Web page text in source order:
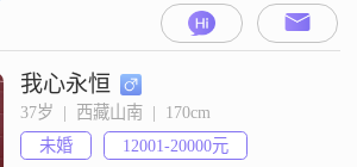
游戏 看看书 也会出去跑跑步
我心永恒
37岁  |  西藏山南  |  170cm
未婚
12001-20000元